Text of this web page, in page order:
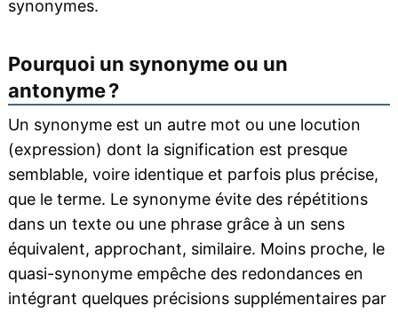
synonymes.
Pourquoi un synonyme ou un
antonyme ?
Un synonyme est un autre mot ou une locution
(expression) dont la signification est presque
semblable, voire identique et parfois plus précise,
que le terme. Le synonyme évite des répétitions
dans un texte ou une phrase grâce à un sens
équivalent, approchant, similaire. Moins proche, le
quasi-synonyme empêche des redondances en
intégrant quelques précisions supplémentaires par